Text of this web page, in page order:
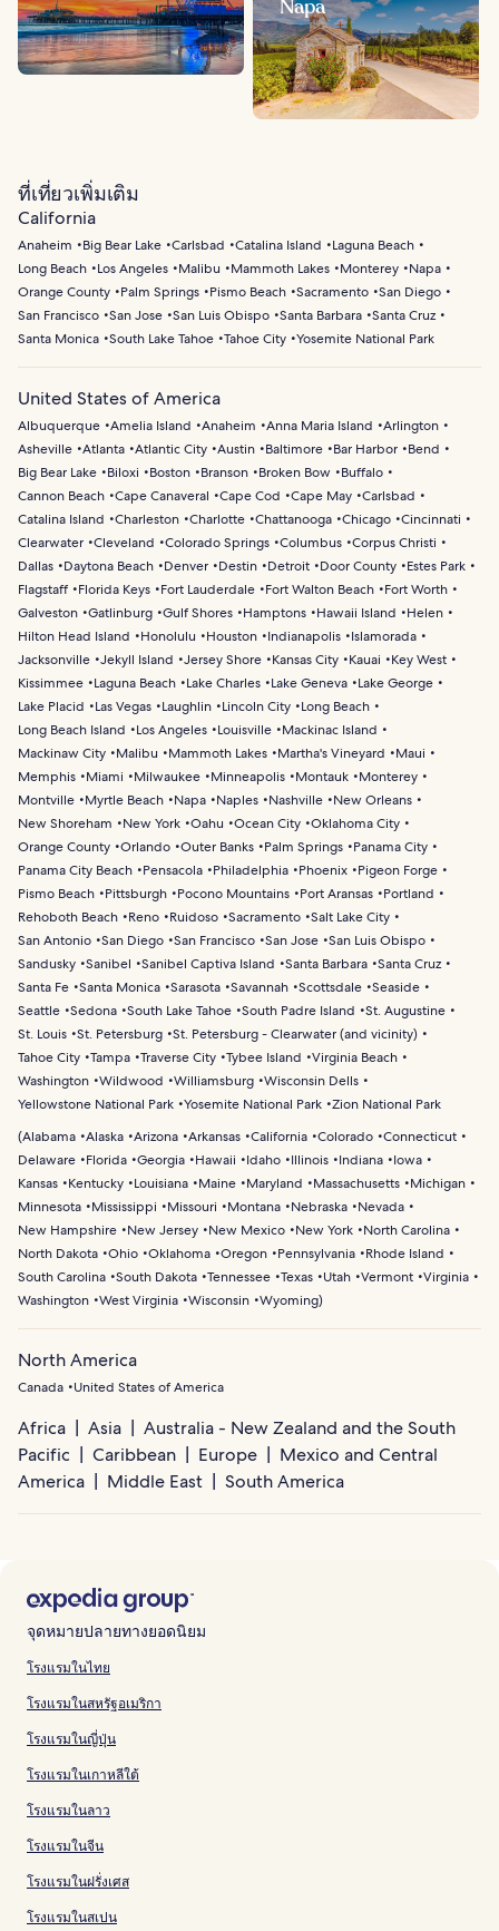
Napa
ที่เที่ยวเพิ่มเติม
California
Anaheim Big Bear Lake Carlsbad Catalina Island
Laguna Beach
Long Beach
Los Angeles Malibu Mammoth Lakes Monterey
Napa
Orange County
Palm Springs Pismo Beach Sacramento San Diego
San Francisco San Jose San Luis Obispo Santa Barbara Santa Cruz
Santa Monica South Lake Tahoe Tahoe City Yosemite National Park
United States of America
Albuquerque Amelia Island Anaheim Anna Maria Island
Arlington
Asheville Atlanta Atlantic City Austin Baltimore Bar Harbor
Bend
Big Bear Lake
Biloxi Boston Branson Broken Bow
Buffalo
Cannon Beach Cape Canaveral Cape Cod Cape May Carlsbad
Catalina Island
Charleston Charlotte Chattanooga Chicago Cincinnati
Clearwater Cleveland Colorado Springs Columbus Corpus Christi
Dallas
Daytona Beach Denver Destin Detroit Door County
Estes Park
Flagstaff
Florida Keys Fort Lauderdale Fort Walton Beach
Fort Worth
Galveston Gatlinburg Gulf Shores Hamptons Hawaii Island
Helen
Hilton Head Island
Honolulu Houston Indianapolis
Islamorada
Jacksonville Jekyll Island Jersey Shore Kansas City Kauai
Key West
Kissimmee
Laguna Beach Lake Charles Lake Geneva
Lake George
Lake Placid
Las Vegas Laughlin Lincoln City
Long Beach
Long Beach Island
Los Angeles Louisville
Mackinac Island
Mackinaw City
Malibu Mammoth Lakes Martha's Vineyard
Maui
Memphis
Miami Milwaukee Minneapolis Montauk
Monterey
Montville
Myrtle Beach Napa Naples Nashville
New Orleans
New Shoreham
New York Oahu Ocean City Oklahoma City
Orange County Orlando Outer Banks Palm Springs
Panama City
Panama City Beach
Pensacola Philadelphia Phoenix
Pigeon Forge
Pismo Beach
Pittsburgh Pocono Mountains Port Aransas
Portland
Rehoboth Beach
Reno Ruidoso Sacramento Salt Lake City
San Antonio San Diego San Francisco San Jose San Luis Obispo
Sandusky Sanibel Sanibel Captiva Island Santa Barbara Santa Cruz
Santa Fe Santa Monica Sarasota Savannah Scottsdale Seaside
Seattle Sedona South Lake Tahoe South Padre Island
St. Augustine
St. Louis St. Petersburg St. Petersburg - Clearwater (and vicinity)
Tahoe City Tampa Traverse City Tybee Island
Virginia Beach
Washington Wildwood Williamsburg Wisconsin Dells
Yellowstone National Park Yosemite National Park Zion National Park
(Alabama Alaska Arizona Arkansas California Colorado Connecticut
Delaware
Florida Georgia Hawaii Idaho Illinois Indiana
Iowa
Kansas
Kentucky Louisiana Maine Maryland Massachusetts
Michigan
Minnesota
Mississippi Missouri Montana Nebraska
Nevada
New Hampshire
New Jersey New Mexico New York
North Carolina
North Dakota Ohio Oklahoma Oregon Pennsylvania
Rhode Island
South Carolina South Dakota Tennessee Texas Utah Vermont Virginia
Washington West Virginia Wisconsin Wyoming)
North America
Canada United States of America
Africa Asia
Australia - New Zealand and the South
Pacific
Caribbean Europe
Mexico and Central
America
Middle East South America
จุดหมายปลายทางยอดนิยม
โรงแรมในไทย
โรงแรมในสหรัฐอเมริกา
โรงแรมในญี่ปุ่น
โรงแรมในเกาหลีใต้
โรงแรมในลาว
โรงแรมในจีน
โรงแรมในฝรั่งเศส
โรงแรมในสเปน